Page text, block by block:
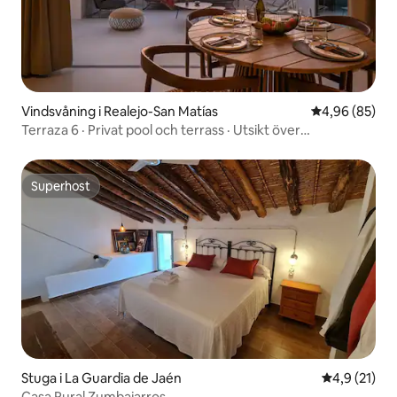
Vindsvåning i Realejo-San Matías 4,96 av 5 i
4,96 (85)
Terraza 6 · Privat pool och terrass · Utsikt över
Superhost
Superhost
Stuga i La Guardia de Jaén 4,9 av 5 i
4,9 (21)